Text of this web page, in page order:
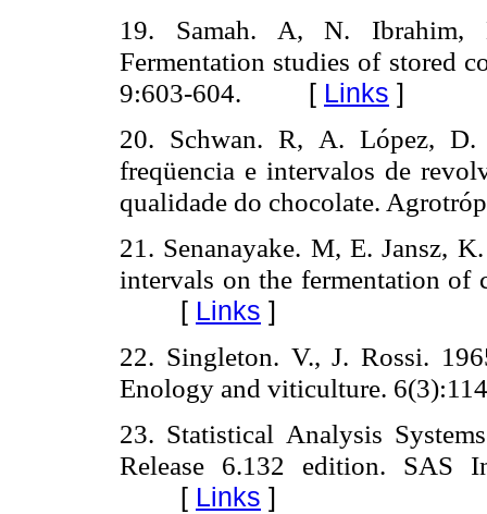
19. Samah. A, N.
Fermentation studies of stored
9:603-604.
[ Links ]
20. Schwan. R, A. López,
freqüencia e intervalos de
qualidade do chocolate.
21. Senanayake. M, E. Jansz,
intervals on the fermentation of
[ Links ]
22. Singleton. V., J. Rossi.
Enology and viticulture.
23. Statistical Analysis
Release 6.132 edition. SAS
[ Links ]